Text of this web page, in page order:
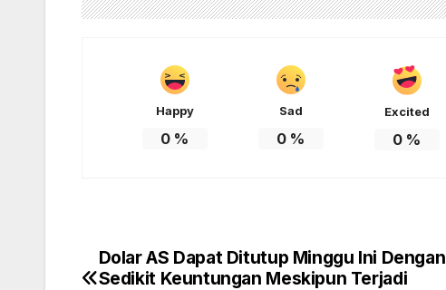
Happy
0 %
Sad
0 %
Excited
0 %
Post
Dolar AS Dapat Ditutup Minggu Ini Dengan
Sedikit Keuntungan Meskipun Terjadi